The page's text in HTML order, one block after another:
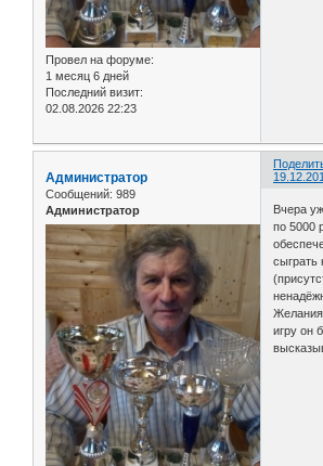
Провел на форуме:
1 месяц 6 дней
Последний визит:
02.08.2026 22:23
Администратор
Сообщений: 989
Администратор
Вчера
по 5000
сыграть
Желания
игру он